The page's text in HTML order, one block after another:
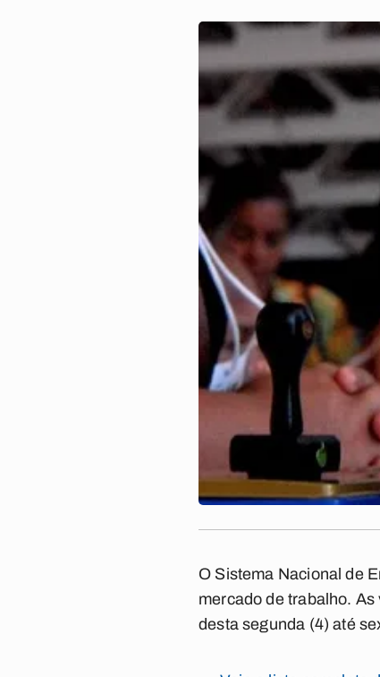
O Sistema Nacional de
mercado de trabalho.
desta segunda (4) até